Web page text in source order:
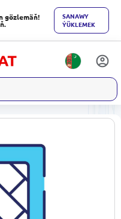
gözlemäň!
SANAWY
ÝÜKLEMEK